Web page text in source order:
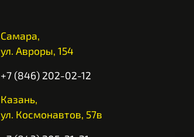
Самара,
ул. Авроры, 154
+7 (846) 202-02-12
Казань,
ул. Космонавтов, 57в